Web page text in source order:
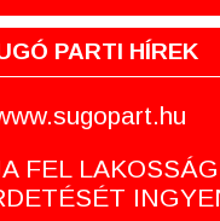
PARTI HÍREK
FEL